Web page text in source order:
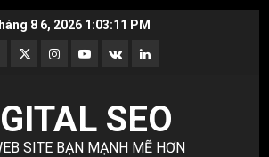
8 6, 2026 1:03:12 PM
TwitterInstagram
Youtube
VK LinkedIn
SEO
SITE BẠN MẠNH MẼ HƠN